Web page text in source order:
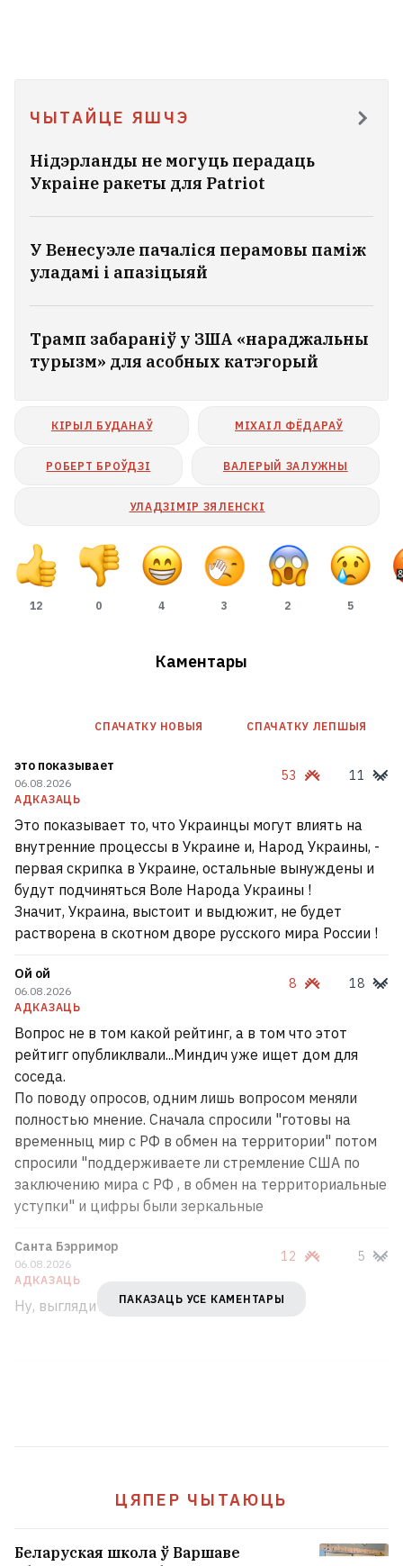
ЧЫТАЙЦЕ ЯШЧЭ
Нідэрланды не могуць перадаць
Украіне ракеты для Patriot
У Венесуэле пачаліся перамовы паміж
уладамі і апазіцыяй
Трамп забараніў у ЗША «нараджальны
турызм» для асобных катэгорый
КІРЫЛ БУДАНАЎ МІХАІЛ ФЁДАРАЎ
РОБЕРТ БРОЎДЗІ ВАЛЕРЫЙ ЗАЛУЖНЫ
УЛАДЗІМІР ЗЯЛЕНСКІ
12 0 4 3 2 5
Каментары
СПАЧАТКУ НОВЫЯ СПАЧАТКУ ЛЕПШЫЯ
это показывает
06.08.2026
АДКАЗАЦЬ
53 11
Это показывает то, что Украинцы могут влиять на
внутренние процессы в Украине и, Народ Украины, -
первая скрипка в Украине, остальные вынуждены и
будут подчиняться Воле Народа Украины !
Значит, Украина, выстоит и выдюжит, не будет
растворена в скотном дворе русского мира России !
Ой ой
06.08.2026
АДКАЗАЦЬ
8 18
Вопрос не в том какой рейтинг, а в том что этот
рейтигг опубликлвали...Миндич уже ищет дом для
соседа.
По поводу опросов, одним лишь вопросом меняли
полностью мнение. Сначала спросили "готовы на
временныц мир с РФ в обмен на территории" потом
спросили "поддерживаете ли стремление США по
заключению мира с РФ , в обмен на территориальные
уступки" и цифры были зеркальные
Санта Бэрримор
06.08.2026
АДКАЗАЦЬ
12 5
Ну, выглядит правдоподобно.
ПАКАЗАЦЬ УСЕ КАМЕНТАРЫ
ЦЯПЕР ЧЫТАЮЦЬ
Беларуская школа ў Варшаве